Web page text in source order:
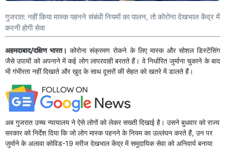
गुजरात: नहीं किया मास्क पहनने संबंधी नियमों का पालन, तो कोरोना देखभाल केंद्र में
करनी होगी सेवा
अहमदाबाद/दक्षिण भारत। कोरोना संक्रमण रोकने के लिए मास्क और सोशल डिस्टेंसिंग
जैसे उपायों को अपनाने में कई लोग लापरवाही बरतते हैं। वे निर्धारित जुर्माना चुकाने के बाद
भी गंभीरता नहीं दिखाते और खुद के साथ दूसरों की सेहत को खतरे में डालते हैं।
अब गुजरात उच्च न्यायालय ने ऐसे लोगों को लेकर सख्ती दिखाई है। उसने बुधवार को राज्य
सरकार को निर्देश दिया कि जो लोग मास्क पहनने के नियम का उल्लंघन करते हैं, उन पर
जुर्माने के अलावा कोविड-19 मरीज देखभाल केंद्र में समुदायिक सेवा को अनिवार्य बनाया